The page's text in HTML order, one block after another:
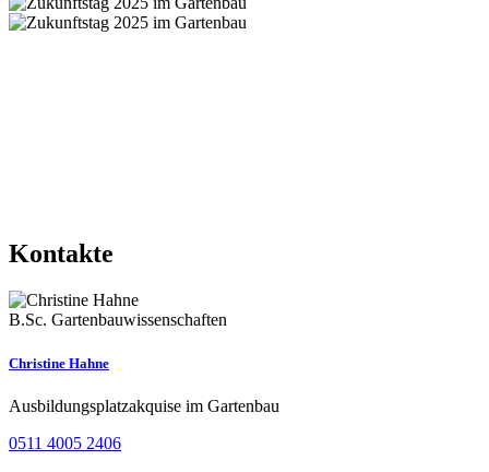
Kontakte
B.Sc. Gartenbauwissenschaften
Christine Hahne
Ausbildungsplatzakquise im Gartenbau
0511 4005 2406